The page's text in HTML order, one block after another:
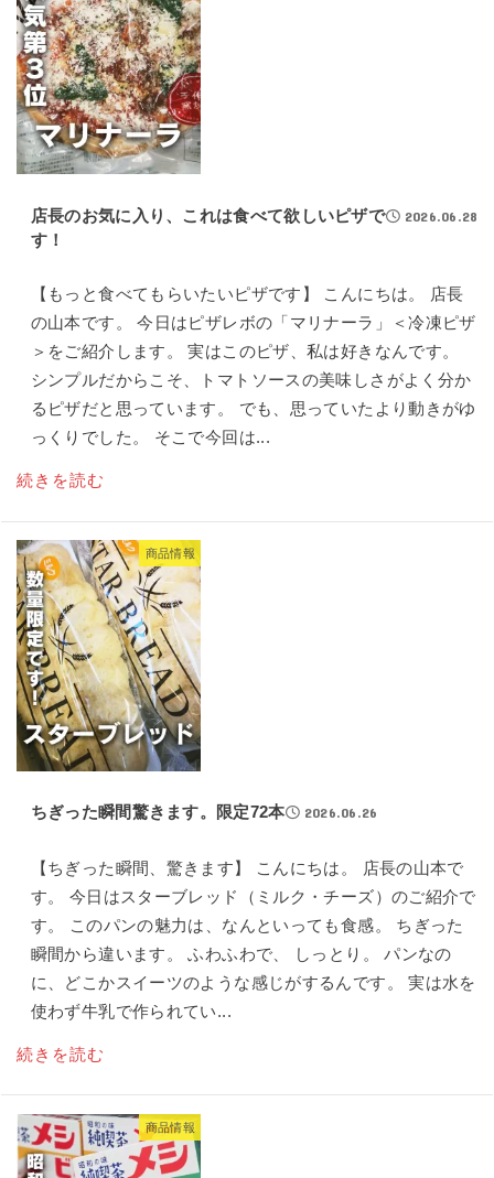
店長のお気に入り、これは食べて欲しいピザで
す！
2026.06.28
【もっと食べてもらいたいピザです】 こんにちは。 店長
の山本です。 今日はピザレボの「マリナーラ」＜冷凍ピザ
＞をご紹介します。 実はこのピザ、私は好きなんです。
シンプルだからこそ、トマトソースの美味しさがよく分か
るピザだと思っています。 でも、思っていたより動きがゆ
っくりでした。 そこで今回は...
続きを読む
商品情報
ちぎった瞬間驚きます。限定72本 2026.06.26
【ちぎった瞬間、驚きます】 こんにちは。 店長の山本で
す。 今日はスターブレッド（ミルク・チーズ）のご紹介で
す。 このパンの魅力は、なんといっても食感。 ちぎった
瞬間から違います。 ふわふわで、 しっとり。 パンなの
に、どこかスイーツのような感じがするんです。 実は水を
使わず牛乳で作られてい...
続きを読む
商品情報